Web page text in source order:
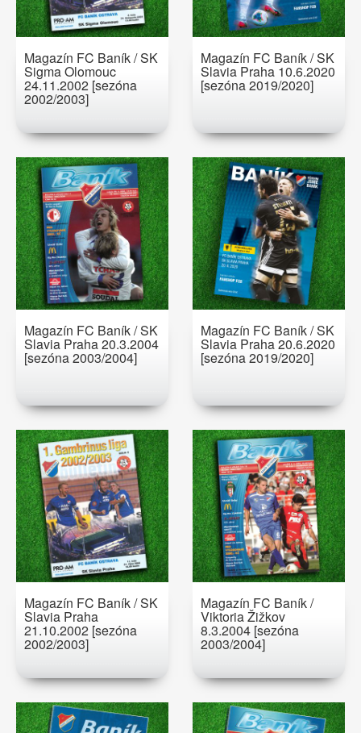
Magazín FC Baník / SK
Sigma Olomouc
24.11.2002 [sezóna
2002/2003]
Magazín FC Baník / SK
Slavia Praha 10.6.2020
[sezóna 2019/2020]
Magazín FC Baník / SK
Slavia Praha 20.3.2004
[sezóna 2003/2004]
Magazín FC Baník / SK
Slavia Praha 20.6.2020
[sezóna 2019/2020]
Magazín FC Baník / SK
Slavia Praha
21.10.2002 [sezóna
2002/2003]
Magazín FC Baník /
Viktoria Žižkov
8.3.2004 [sezóna
2003/2004]